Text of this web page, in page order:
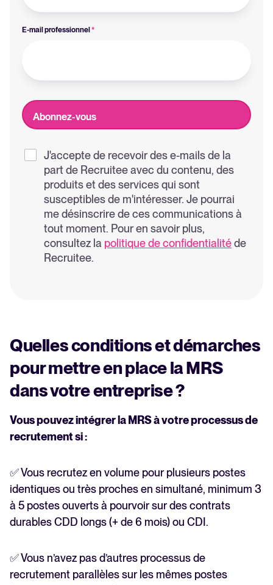
E-mail professionnel *
J'accepte de recevoir des e-mails de la
part de Recruitee avec du contenu, des
produits et des services qui sont
susceptibles de m'intéresser. Je pourrai
me désinscrire de ces communications à
tout moment. Pour en savoir plus,
consultez la politique de confidentialitéde
Recruitee.
Quelles conditions et démarches
pour mettre en place la MRS
dans votre entreprise ?
Vous pouvez intégrer la MRS à votre processus de
recrutement si :
✅ Vous recrutez en volume pour plusieurs postes
identiques ou très proches en simultané, minimum 3
à 5 postes ouverts à pourvoir sur des contrats
durables CDD longs (+ de 6 mois) ou CDI.
✅ Vous n’avez pas d’autres processus de
recrutement parallèles sur les mêmes postes